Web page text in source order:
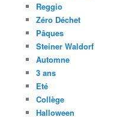
Reggio
Zéro Déchet
Pâques
Steiner Waldorf
Automne
3 ans
Eté
Collège
Halloween